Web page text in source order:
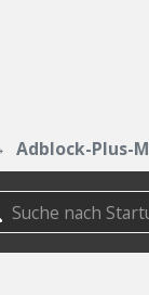
Adblock-Plus-